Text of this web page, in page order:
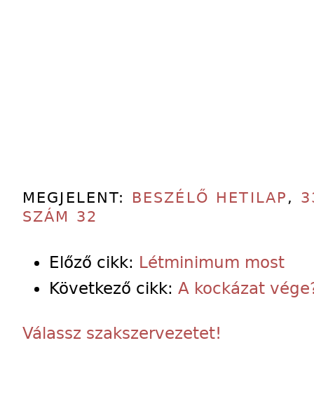
MEGJELENT: BESZÉLŐ HETILAP ,
SZÁM 32
Előző cikk: Létminimum most
Következő cikk: A kockázat
Válassz szakszervezetet!